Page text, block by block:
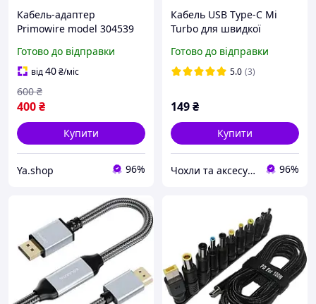
Кабель-адаптер
Primowire model 304539
аксесуар для
підключення та
живлення
Готово до відправки
від40₴/міс
400₴
600 ₴
Купити
Ya.shop 96%
Кабель USB Type-C Mi
Turbo для швидкої
підтримкою Turbo Charge
Готово до відправки
5.0 (3)
149₴
Купити
Чохли та аксесуари | Mob4 96%